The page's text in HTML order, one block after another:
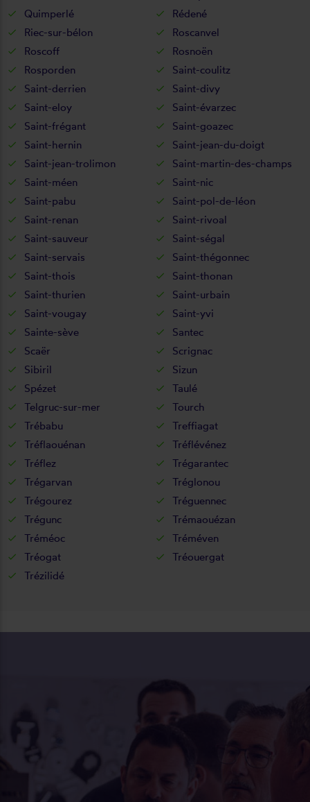
Quimperlé
Rédené
Riec-sur-bélon
Roscanvel
Roscoff
Rosnoën
Rosporden
Saint-coulitz
Saint-derrien
Saint-divy
Saint-eloy
Saint-évarzec
Saint-frégant
Saint-goazec
Saint-hernin
Saint-jean-du-doigt
Saint-jean-trolimon
Saint-martin-des-champs
Saint-méen
Saint-nic
Saint-pabu
Saint-pol-de-léon
Saint-renan
Saint-rivoal
Saint-sauveur
Saint-ségal
Saint-servais
Saint-thégonnec
Saint-thois
Saint-thonan
Saint-thurien
Saint-urbain
Saint-vougay
Saint-yvi
Sainte-sève
Santec
Scaër
Scrignac
Sibiril
Sizun
Spézet
Taulé
Telgruc-sur-mer
Tourch
Trébabu
Treffiagat
Tréflaouénan
Tréflévénez
Tréflez
Trégarantec
Trégarvan
Tréglonou
Trégourez
Tréguennec
Trégunc
Trémaouézan
Tréméoc
Tréméven
Tréogat
Tréouergat
Trézilidé